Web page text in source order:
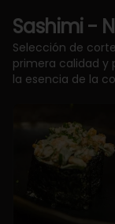
Sashimi -
Selección de
primera calidad y
la esencia de la